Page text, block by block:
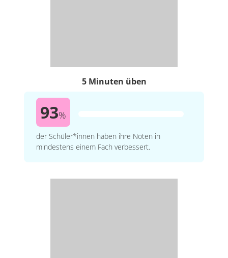
5 Minuten üben
93%
der Schüler*innen haben ihre Noten in
mindestens einem Fach verbessert.